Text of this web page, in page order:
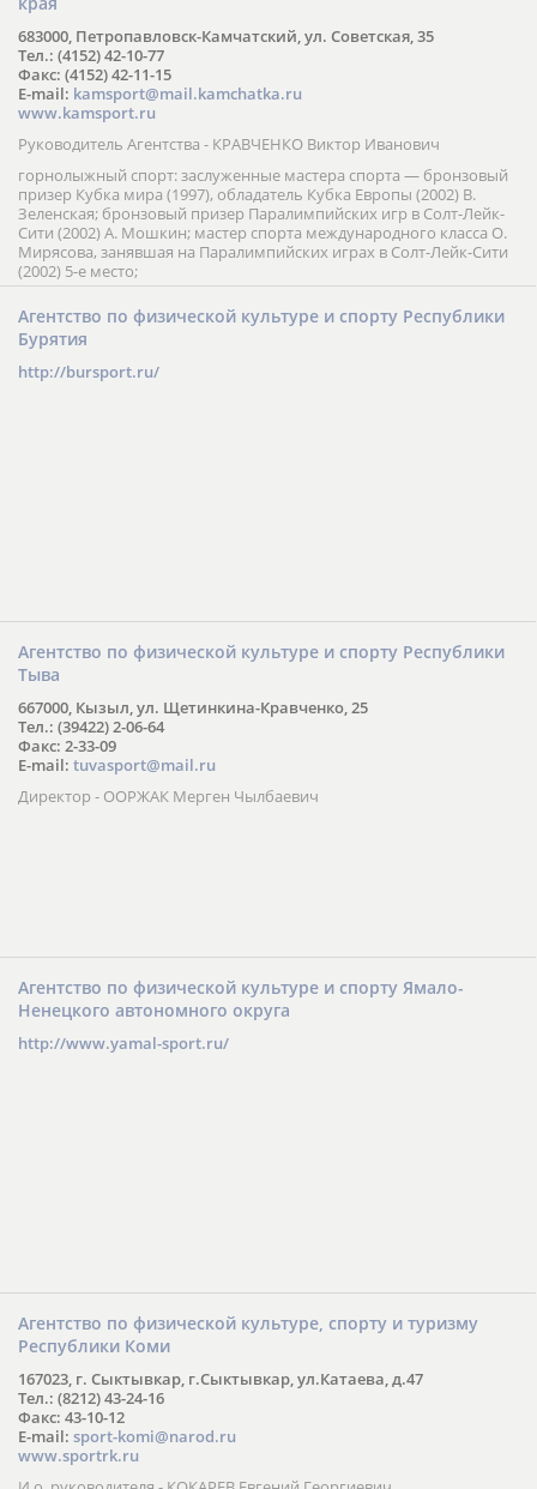
683000, Петропавловск-Камчатский, ул. Советская, 35
Тел.: (4152) 42-10-77
Факс: (4152) 42-11-15
E-mail: kamsport@mail.kamchatka.ru
www.kamsport.ru
Руководитель Агентства - КРАВЧЕНКО Виктор Иванович
горнолыжный спорт: заслуженные мастера спорта — бронзовый
призер Кубка мира (1997), обладатель Кубка Европы (2002) В.
Зеленская; бронзовый призер Паралимпийских игр в Солт-Лейк-
Сити (2002) А. Мошкин; мастер спорта международного класса О.
Мирясова, занявшая на Паралимпийских играх в Солт-Лейк-Сити
(2002) 5-е место;
Агентство по физической культуре и спорту Республики
Бурятия
http://bursport.ru/
Агентство по физической культуре и спорту Республики
Тыва
667000, Кызыл, ул. Щетинкина-Кравченко, 25
Тел.: (39422) 2-06-64
Факс: 2-33-09
E-mail: tuvasport@mail.ru
Директор - ООРЖАК Мерген Чылбаевич
Агентство по физической культуре и спорту Ямало-
Ненецкого автономного округа
http://www.yamal-sport.ru/
Агентство по физической культуре, спорту и туризму
Республики Коми
167023, г. Сыктывкар, г.Сыктывкар, ул.Катаева, д.47
Тел.: (8212) 43-24-16
Факс: 43-10-12
E-mail: sport-komi@narod.ru
www.sportrk.ru